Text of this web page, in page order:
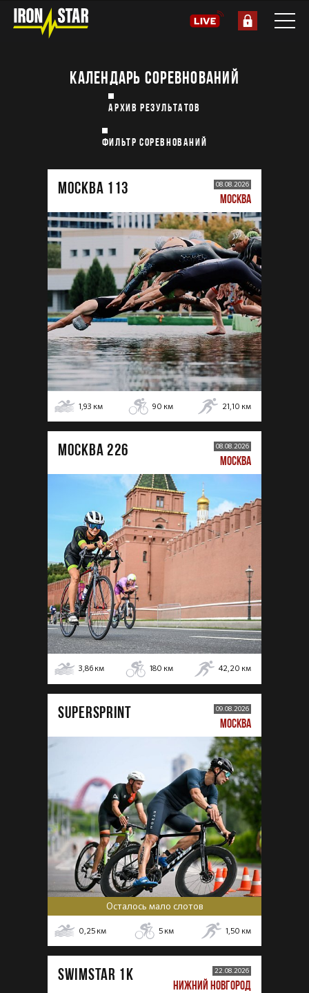
КАЛЕНДАРЬ СОРЕВНОВАНИЙ
АРХИВ РЕЗУЛЬТАТОВ
ФИЛЬТР СОРЕВНОВАНИЙ
МОСКВА 113 08.08.2026
МОСКВА
1,93 км 90 км 21,10 км
МОСКВА 226 08.08.2026
МОСКВА
3,86 км 180 км 42,20 км
SUPERSPRINT 09.08.2026
МОСКВА
Осталось мало слотов
0,25 км 5 км 1,50 км
SWIMSTAR 1K 22.08.2026
НИЖНИЙ НОВГОРОД